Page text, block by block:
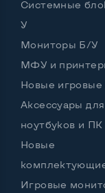
Интерфейс
Нет
Остальные
Блок питания
Регулировка
Системные
У
Мониторы Б/У
МФУ и
Новые
Аксессуары для
ноутбуков и ПК
Новые
Игровые